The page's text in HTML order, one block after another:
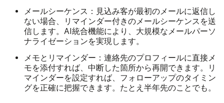
メールシーケンス： 見込み客が最初のメールに返信し
ない場合、リマインダー付きのメールシーケンスを送
信します。AI統合機能により、大規模なメールパーソ
ナライゼーションを実現します。
メモとリマインダー： 連絡先のプロフィールに直接メ
モを添付すれば、中断した箇所から再開できます。リ
マインダーを設定すれば、フォローアップのタイミン
グを正確に把握できます。たとえ半年先のことでも。